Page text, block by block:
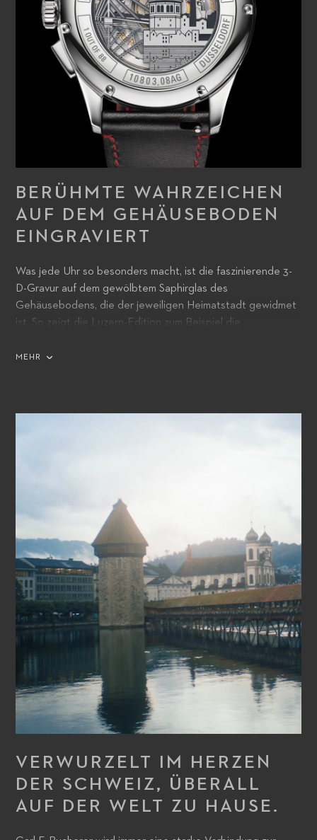
BERÜHMTE WAHRZEICHEN
AUF DEM GEHÄUSEBODEN
EINGRAVIERT
Was jede Uhr so besonders macht, ist die faszinierende 3-
D-Gravur auf dem gewölbtem Saphirglas des
Gehäusebodens, die der jeweiligen Heimatstadt gewidmet
ist. So zeigt die Luzern-Edition zum Beispiel die
während Tokio mit seiner Skyline und dem Berg Fuji im
MEHR
VERWURZELT IM HERZEN
DER SCHWEIZ, ÜBERALL
AUF DER WELT ZU HAUSE.